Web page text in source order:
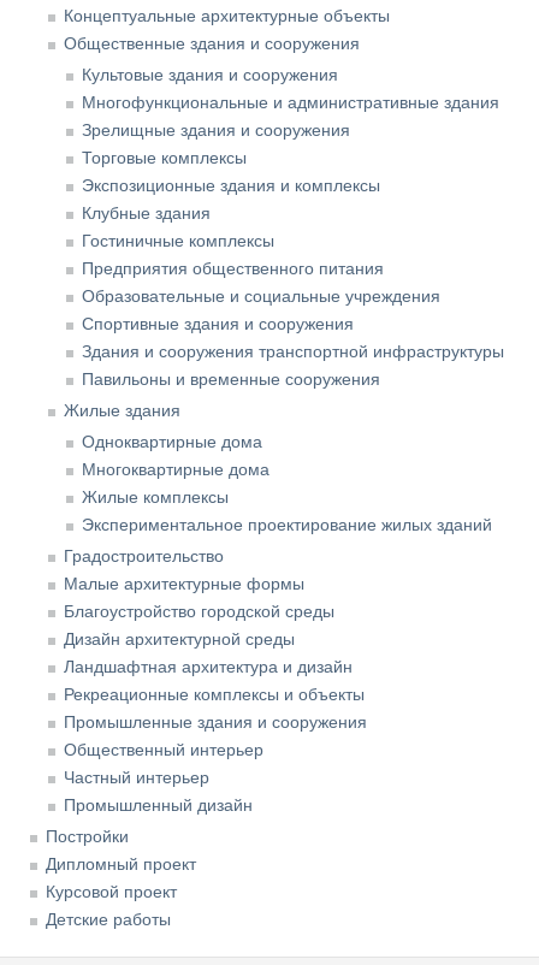
Концептуальные архитектурные объекты
Общественные здания и сооружения
Культовые здания и сооружения
Многофункциональные и административные здания
Зрелищные здания и сооружения
Торговые комплексы
Экспозиционные здания и комплексы
Клубные здания
Гостиничные комплексы
Предприятия общественного питания
Образовательные и социальные учреждения
Спортивные здания и сооружения
Здания и сооружения транспортной инфраструктуры
Павильоны и временные сооружения
Жилые здания
Одноквартирные дома
Многоквартирные дома
Жилые комплексы
Экспериментальное проектирование жилых зданий
Градостроительство
Малые архитектурные формы
Благоустройство городской среды
Дизайн архитектурной среды
Ландшафтная архитектура и дизайн
Рекреационные комплексы и объекты
Промышленные здания и сооружения
Общественный интерьер
Частный интерьер
Промышленный дизайн
Постройки
Дипломный проект
Курсовой проект
Детские работы